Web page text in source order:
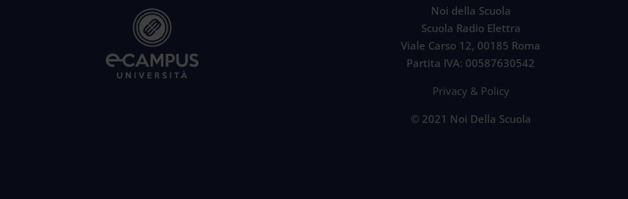
Noi della Scuola
Scuola Radio Elettra
Viale Carso 12, 00185 Roma
Partita IVA: 00587630542
Privacy & Policy
© 2021 Noi Della Scuola